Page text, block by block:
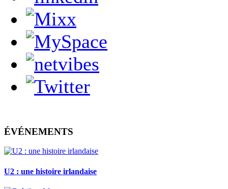
ÉVÉNEMENTS
U2 : une histoire irlandaise